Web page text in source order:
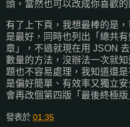
頭，當然也可以改成你喜歡的
有了上下頁，我想最棒的是
是最好，同時也列出「總共
章」，不過就現在用 JSON
數量的方法，沒辦法一次就
題也不容易處理，我知道還
是偏好簡單、有效率又獨立
會再改個第四版「最後終極
發表於 01:35